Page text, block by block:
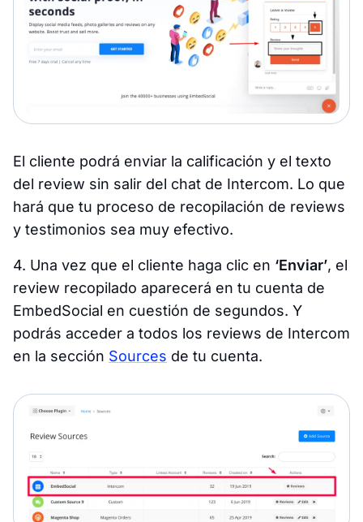
El cliente podrá enviar la calificación y el texto
del review sin salir del chat de Intercom. Lo que
hará que tu proceso de recopilación de reviews
y testimonios sea muy efectivo.
4. Una vez que el cliente haga clic en ‘Enviar’, el
review recopilado aparecerá en tu cuenta de
EmbedSocial en cuestión de segundos. Y
podrás acceder a todos los reviews de Intercom
en la sección Sources de tu cuenta.